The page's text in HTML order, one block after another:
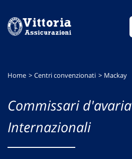
menu
contenuto
footer
Home Centri convenzionati Mackay
Commissari d'avaria
Internazionali